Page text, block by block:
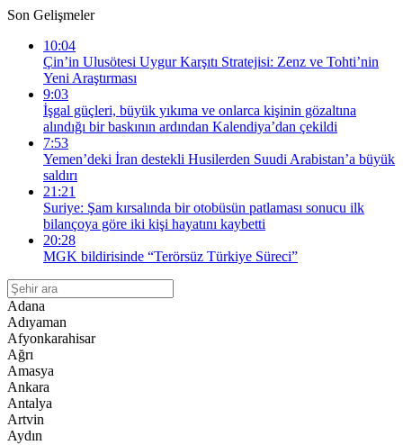
Son Gelişmeler
10:04
Çin’in Ulusötesi Uygur Karşıtı Stratejisi: Zenz ve Tohti’nin
Yeni Araştırması
9:03
İşgal güçleri, büyük yıkıma ve onlarca kişinin gözaltına
alındığı bir baskının ardından Kalendiya’dan çekildi
7:53
Yemen’deki İran destekli Husilerden Suudi Arabistan’a büyük
saldırı
21:21
Suriye: Şam kırsalında bir otobüsün patlaması sonucu ilk
bilançoya göre iki kişi hayatını kaybetti
20:28
MGK bildirisinde “Terörsüz Türkiye Süreci”
Adana
Adıyaman
Afyonkarahisar
Ağrı
Amasya
Ankara
Antalya
Artvin
Aydın